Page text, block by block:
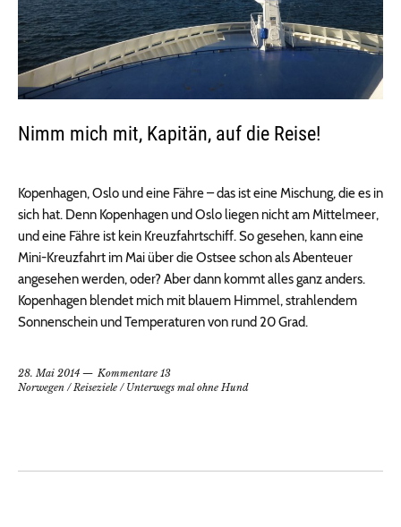
Nimm mich mit, Kapitän, auf die Reise!
Kopenhagen, Oslo und eine Fähre – das ist eine Mischung, die es in
sich hat. Denn Kopenhagen und Oslo liegen nicht am Mittelmeer,
und eine Fähre ist kein Kreuzfahrtschiff. So gesehen, kann eine
Mini-Kreuzfahrt im Mai über die Ostsee schon als Abenteuer
angesehen werden, oder? Aber dann kommt alles ganz anders.
Kopenhagen blendet mich mit blauem Himmel, strahlendem
Sonnenschein und Temperaturen von rund 20 Grad.
28. Mai 2014
Kommentare 13
Norwegen /Reiseziele / Unterwegs mal ohne Hund